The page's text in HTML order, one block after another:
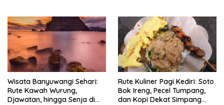
Wisata Banyuwangi Sehari:
Rute Kawah Wurung,
Djawatan, hingga Senja di
Rute Kuliner Pagi Kediri: Soto
Bok Ireng, Pecel Tumpang,
dan Kopi Dekat Simpang